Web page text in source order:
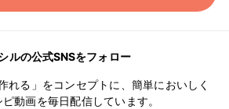
ルの公式SNSをフォロー
れる」をコンセプトに、簡単においしく
動画を毎日配信しています。